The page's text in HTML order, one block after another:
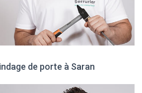
de porte à Saran